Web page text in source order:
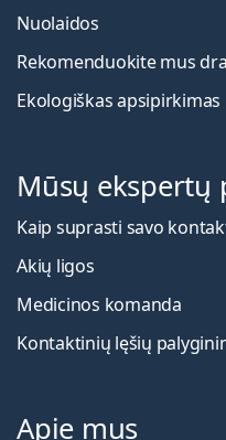
Nuolaidos
Rekomenduokite mus
Ekologiškas apsipirkimas
Mūsų ekspertų
Kaip suprasti savo
Akių ligos
Medicinos komanda
Kontaktinių lęšių
Apie mus